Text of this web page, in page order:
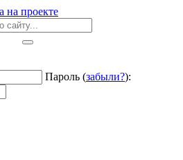
на проекте
Пароль (забыли?):